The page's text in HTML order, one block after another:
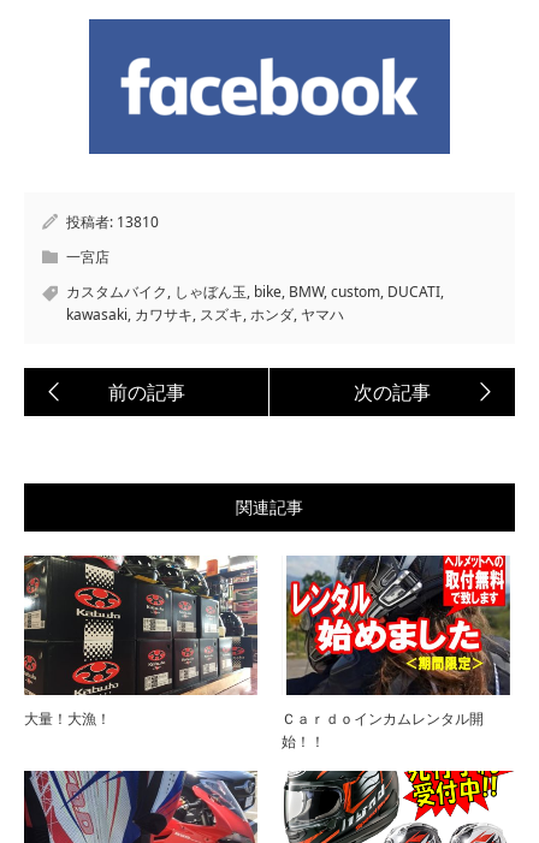
投稿者: 13810
一宮店
カスタムバイク, しゃぼん玉, bike, BMW,custom, DUCATI,
kawasaki, カワサキ, スズキ,ホンダ, ヤマハ
関連記事
大量！大漁！
Ｃａｒｄｏインカムレンタル開
始！！